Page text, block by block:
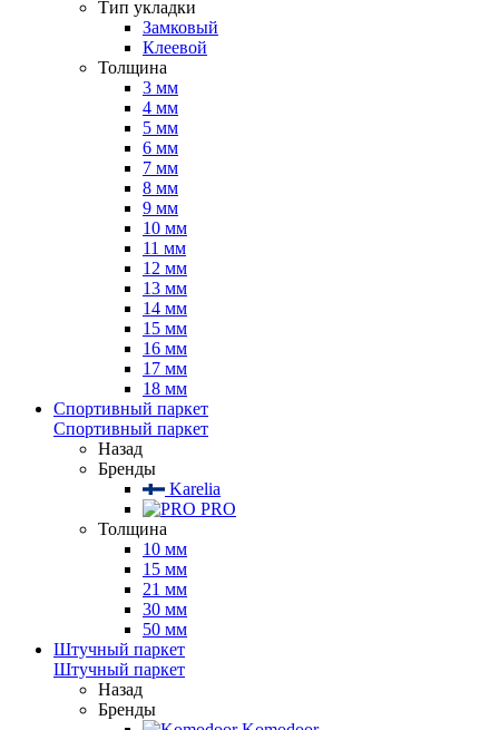
Тип укладки
Замковый
Клеевой
Толщина
3 мм
4 мм
5 мм
6 мм
7 мм
8 мм
9 мм
10 мм
11 мм
12 мм
13 мм
14 мм
15 мм
16 мм
17 мм
18 мм
Спортивный паркет
Спортивный паркет
Назад
Бренды
Karelia
PRO
Толщина
10 мм
15 мм
21 мм
30 мм
50 мм
Штучный паркет
Штучный паркет
Назад
Бренды